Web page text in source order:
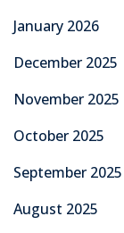
January 2026
December 2025
November 2025
October 2025
September 2025
August 2025